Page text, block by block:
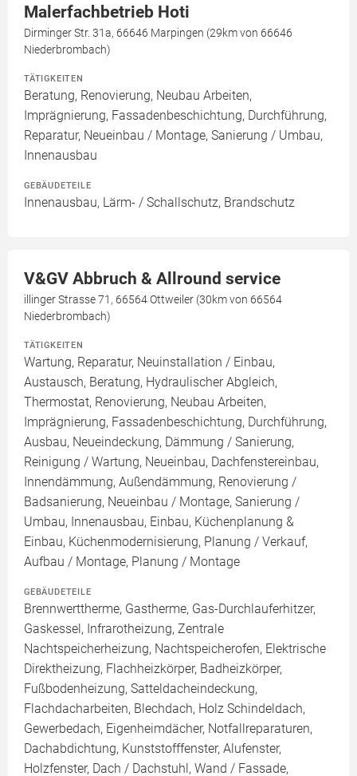
Malerfachbetrieb Hoti
Dirminger Str. 31a, 66646 Marpingen (29km von 66646
Niederbrombach)
TÄTIGKEITEN
Beratung, Renovierung, Neubau Arbeiten,
Imprägnierung, Fassadenbeschichtung, Durchführung,
Reparatur, Neueinbau / Montage, Sanierung / Umbau,
Innenausbau
GEBÄUDETEILE
Innenausbau, Lärm- / Schallschutz, Brandschutz
V&GV Abbruch & Allround service
illinger Strasse 71, 66564 Ottweiler (30km von 66564
Niederbrombach)
TÄTIGKEITEN
Wartung, Reparatur, Neuinstallation / Einbau,
Austausch, Beratung, Hydraulischer Abgleich,
Thermostat, Renovierung, Neubau Arbeiten,
Imprägnierung, Fassadenbeschichtung, Durchführung,
Ausbau, Neueindeckung, Dämmung / Sanierung,
Reinigung / Wartung, Neueinbau, Dachfenstereinbau,
Innendämmung, Außendämmung, Renovierung /
Badsanierung, Neueinbau / Montage, Sanierung /
Umbau, Innenausbau, Einbau, Küchenplanung &
Einbau, Küchenmodernisierung, Planung / Verkauf,
Aufbau / Montage, Planung / Montage
GEBÄUDETEILE
Brennwerttherme, Gastherme, Gas-Durchlauferhitzer,
Gaskessel, Infrarotheizung, Zentrale
Nachtspeicherheizung, Nachtspeicherofen, Elektrische
Direktheizung, Flachheizkörper, Badheizkörper,
Fußbodenheizung, Satteldacheindeckung,
Flachdacharbeiten, Blechdach, Holz Schindeldach,
Gewerbedach, Eigenheimdächer, Notfallreparaturen,
Dachabdichtung, Kunststofffenster, Alufenster,
Holzfenster, Dach / Dachstuhl, Wand / Fassade,